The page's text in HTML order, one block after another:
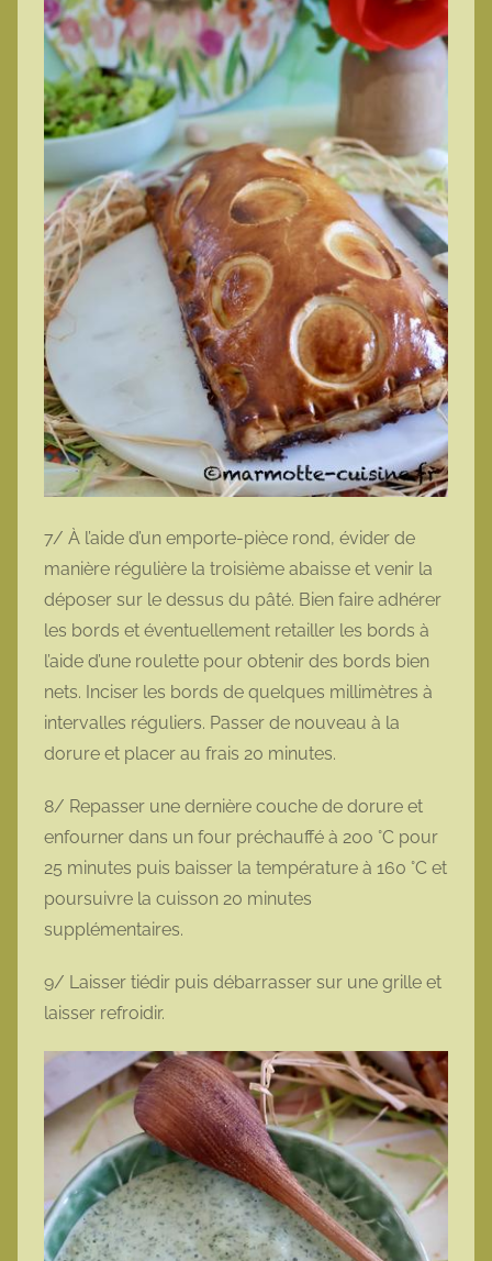
7/ À l’aide d’un emporte-pièce rond, évider de
manière régulière la troisième abaisse et venir la
déposer sur le dessus du pâté. Bien faire adhérer
les bords et éventuellement retailler les bords à
l’aide d’une roulette pour obtenir des bords bien
nets. Inciser les bords de quelques millimètres à
intervalles réguliers. Passer de nouveau à la
dorure et placer au frais 20 minutes.
8/ Repasser une dernière couche de dorure et
enfourner dans un four préchauffé à 200 °C pour
25 minutes puis baisser la température à 160 °C et
poursuivre la cuisson 20 minutes
supplémentaires.
9/ Laisser tiédir puis débarrasser sur une grille et
laisser refroidir.